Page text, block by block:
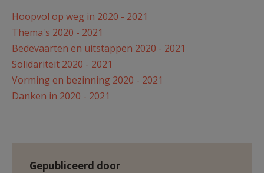
AANMELDEN OF REGISTREREN
Hoopvol op weg in 2020 - 2021
Thema's 2020 - 2021
Bedevaarten en uitstappen 2020 - 2021
Solidariteit 2020 - 2021
Vorming en bezinning 2020 - 2021
Danken in 2020 - 2021
Gepubliceerd door